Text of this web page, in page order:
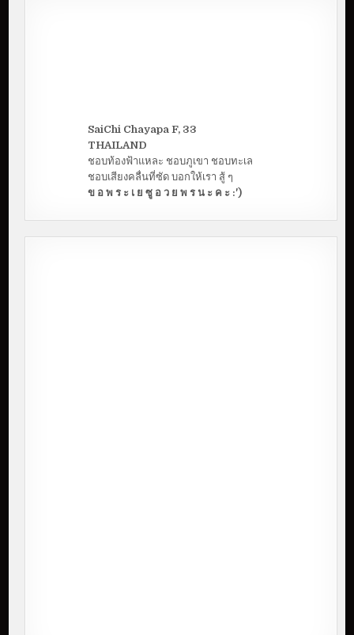
SaiChi Chayapa F, 33
THAILAND
ชอบท้องฟ้าแหละ ชอบภูเขา ชอบทะเล
ชอบเสียงคลื่นที่ซัด บอกให้เรา สู้ ๆ
ข อ พ ร ะ เ ย ซู อ ว ย พ ร น ะ ค ะ :')